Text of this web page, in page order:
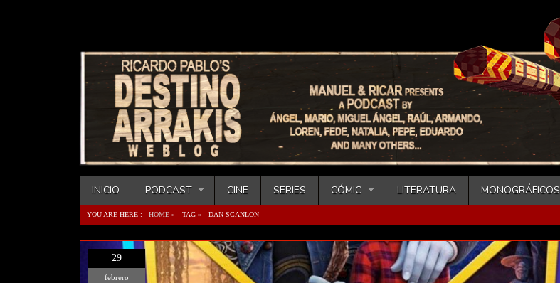
INICIO PODCAST CINE SERIES CÓMIC LITERATURA MONOGRÁFICOS
YOU ARE HERE : HOME » TAG » DAN SCANLON
29
febrero